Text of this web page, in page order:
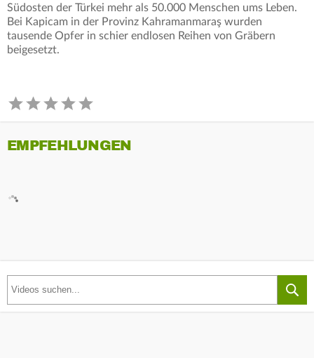
Südosten der Türkei mehr als 50.000 Menschen ums Leben.
Bei Kapicam in der Provinz Kahramanmaraş wurden
tausende Opfer in schier endlosen Reihen von Gräbern
beigesetzt.
EMPFEHLUNGEN